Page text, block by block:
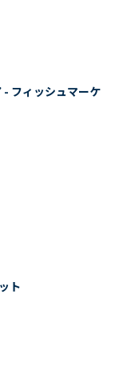
- フィッシュマーケ
ト